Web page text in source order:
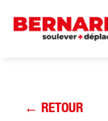
← RETOUR